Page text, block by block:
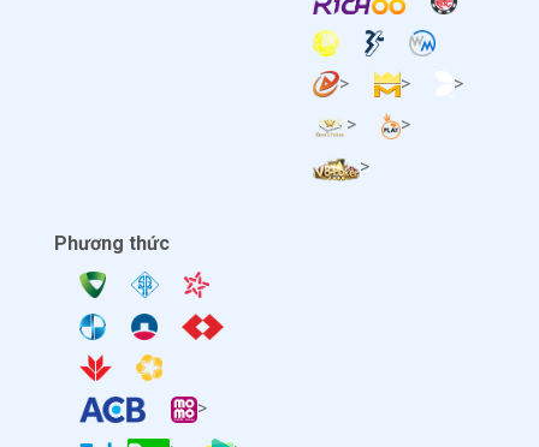
> >
>
>
>
>
Phương thức
>